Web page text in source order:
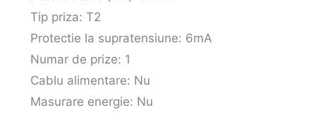
Tip priza: T2
Protectie la supratensiune: 6mA
Numar de prize: 1
Cablu alimentare: Nu
Masurare energie: Nu